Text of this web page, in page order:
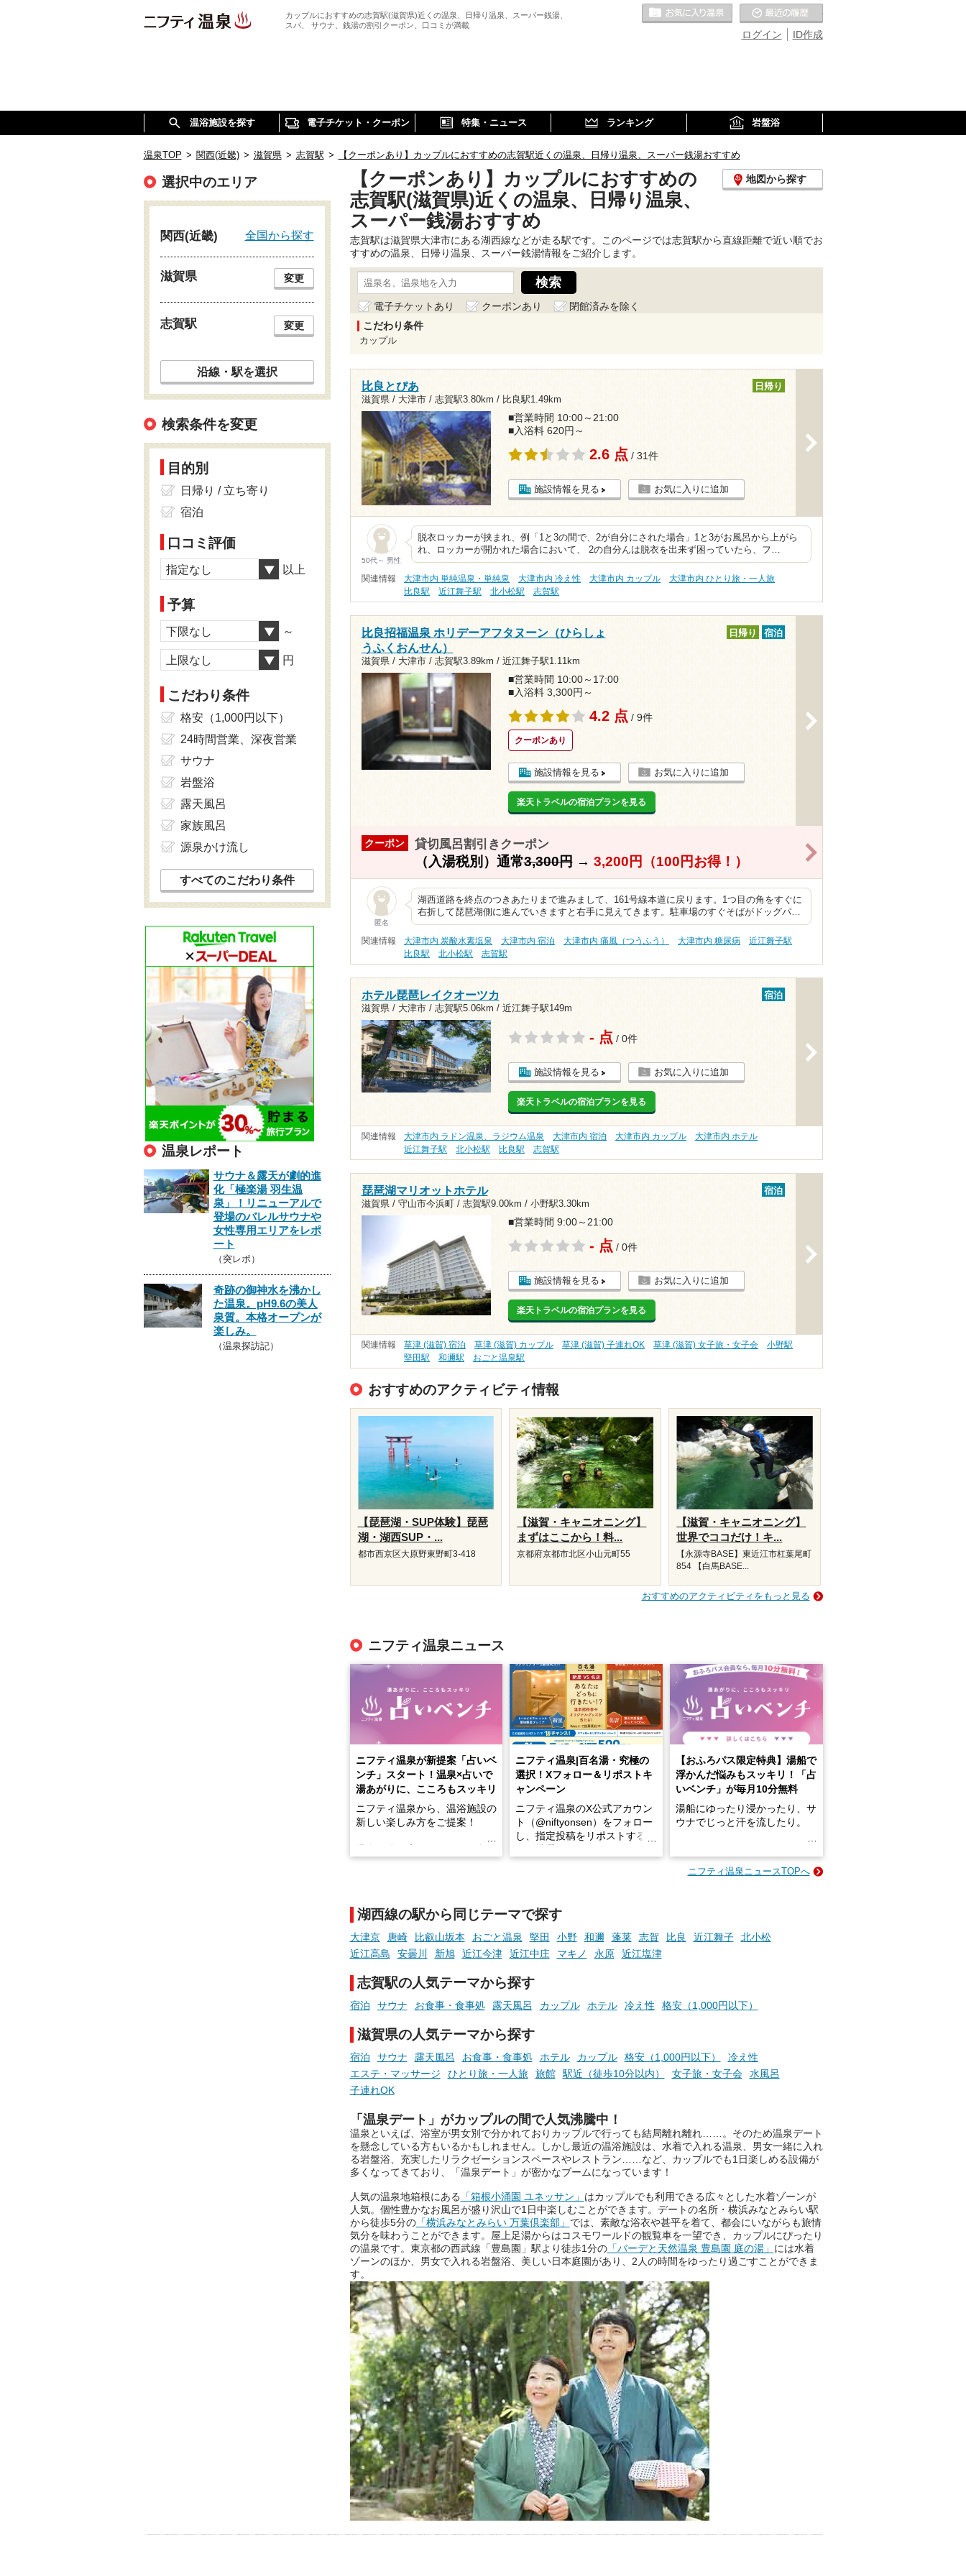
カップルにおすすめの志賀駅(滋賀県)近くの温泉、日帰り温泉、スーパー銭湯、
スパ、 サウナ、銭湯の割引クーポン、口コミが満載
ID作成
ログイン
お気に入りの温泉
温浴施設を探す 電子チケット・クーポン 特集・ニュース ランキング 岩盤浴
温泉TOP > 関西(近畿) > 滋賀県 > 志賀駅 > 【クーポンあり】カップルにおすすめの志賀駅近くの温泉、日帰り温泉、スーパー銭湯おすすめ
【クーポンあり】カップルにおすすめの
志賀駅(滋賀県)近くの温泉、日帰り温泉、
スーパー銭湯おすすめ
地図から探す
志賀駅は滋賀県大津市にある湖西線などが走る駅です。このページでは志賀駅から直線距離で近い順でお
すすめの温泉、日帰り温泉、スーパー銭湯情報をご紹介します。
電子チケットあり クーポンあり
閉館済みを除く
こだわり条件
カップル
比良とぴあ
滋賀県 / 大津市 / 志賀駅3.80km / 比良駅1.49km
日帰り
■営業時間 10:00～21:00
■入浴料 620円～
2.6 点 / 31件
施設情報を見る お気に入りに追加
50代～ 男性
脱衣ロッカーが挟まれ、例「1と3の間で、2が自分にされた場合」1と3がお風呂から上がら
れ、ロッカーが開かれた場合において、 2の自分んは脱衣を出来ず困っていたら、フ…
関連情報 大津市内 単純温泉・単純泉 大津市内 冷え性 大津市内 カップル
大津市内 ひとり旅・一人旅
比良駅
近江舞子駅 北小松駅 志賀駅
比良招福温泉 ホリデーアフタヌーン（ひらしょ
うふくおんせん）
滋賀県 / 大津市 / 志賀駅3.89km / 近江舞子駅1.11km
日帰り 宿泊
■営業時間 10:00～17:00
■入浴料 3,300円～
4.2 点 / 9件
クーポンあり
施設情報を見る お気に入りに追加
楽天トラベルの宿泊プランを見る
クーポン 貸切風呂割引きクーポン
（入湯税別）通常3,300円→ 3,200円（100円お得！）
匿名
湖西道路を終点のつきあたりまで進みまして、161号線本道に戻ります。1つ目の角をすぐに
右折して琵琶湖側に進んでいきますと右手に見えてきます。駐車場のすぐそばがドッグパ…
関連情報 大津市内 炭酸水素塩泉 大津市内 宿泊 大津市内 痛風（つうふう） 大津市内 糖尿病
近江舞子駅
比良駅
北小松駅 志賀駅
ホテル琵琶レイクオーツカ
滋賀県 / 大津市 / 志賀駅5.06km / 近江舞子駅149m
宿泊
- 点 / 0件
施設情報を見る お気に入りに追加
楽天トラベルの宿泊プランを見る
関連情報 大津市内 ラドン温泉、ラジウム温泉 大津市内 宿泊 大津市内 カップル
大津市内 ホテル
近江舞子駅
北小松駅 比良駅 志賀駅
琵琶湖マリオットホテル
滋賀県 / 守山市今浜町 / 志賀駅9.00km / 小野駅3.30km
宿泊
■営業時間 9:00～21:00
- 点 / 0件
施設情報を見る お気に入りに追加
楽天トラベルの宿泊プランを見る
関連情報 草津 (滋賀) 宿泊 草津 (滋賀) カップル 草津 (滋賀) 子連れOK 草津 (滋賀) 女子旅・女子会
小野駅
堅田駅
和邇駅 おごと温泉駅
おすすめのアクティビティ情報
【琵琶湖・SUP体験】琵琶
湖・湖西SUP・...
都市西京区大原野東野町3-418
【滋賀・キャニオニング】
まずはここから！料...
京都府京都市北区小山元町55
【滋賀・キャニオニング】
世界でココだけ！キ...
【永源寺BASE】東近江市杠葉尾町
854 【白馬BASE...
おすすめのアクティビティをもっと見る
ニフティ温泉ニュース
ニフティ温泉が新提案「占いベ
ンチ」スタート！温泉×占いで
湯あがりに、こころもスッキリ
ニフティ温泉から、温浴施設の
新しい楽しみ方をご提案！
手相やタロットなど気軽に楽し
める占いで、“ととのう”おふろ
時間を、もっと特別に。
ニフティ温泉|百名湯・究極の
選択！Xフォロー＆リポストキ
ャンペーン
ニフティ温泉のX公式アカウン
ト（@niftyonsen）をフォロー
し、指定投稿をリポストする
【おふろパス限定特典】湯船で
浮かんだ悩みもスッキリ！「占
いベンチ」が毎月10分無料
湯船にゆったり浸かったり、サ
ウナでじっと汗を流したり。
そんな「一人でぼんやり過ごす
でくることはありませんか？
らこそ向き合える、大切な自分
の本音。
りの温まった心のまま相談でき
たら素敵ですよね。
は、そんなあなたの心のつぶや
きをプロの占い師に相談するこ
とができるサービスです。
おふろパス会員様なら、この特
別なひとときを「毎月10分無
料」でご利用いただけます。
お湯で体がほぐれたら、次は占
い師さんとお話しして、心もほ
ぐしてみませんか？
ニフティ温泉ニュースTOPへ
湖西線の駅から同じテーマで探す
大津京 唐崎 比叡山坂本 おごと温泉 堅田 小野 和邇 蓬莱 志賀 比良 近江舞子
北小松
近江高島
安曇川 新旭 近江今津 近江中庄 マキノ 永原 近江塩津
志賀駅の人気テーマから探す
宿泊 サウナ お食事・食事処 露天風呂 カップル ホテル 冷え性 格安（1,000円以下）
滋賀県の人気テーマから探す
宿泊 サウナ 露天風呂 お食事・食事処 ホテル カップル 格安（1,000円以下）
冷え性
エステ・マッサージ
ひとり旅・一人旅 旅館 駅近（徒歩10分以内） 女子旅・女子会
水風呂
子連れOK
「温泉デート」がカップルの間で人気沸騰中！
温泉といえば、浴室が男女別で分かれておりカップルで行っても結局離れ離れ……。そのため温泉デート
を懸念している方もいるかもしれません。しかし最近の温浴施設は、水着で入れる温泉、男女一緒に入れ
る岩盤浴、充実したリラクゼーションスペースやレストラン……など、カップルでも1日楽しめる設備が
多くなってきており、「温泉デート」が密かなブームになっています！
人気の温泉地箱根にある 「箱根小涌園 ユネッサン」 はカップルでも利用できる広々とした水着ゾーンが
人気。個性豊かなお風呂が盛り沢山で1日中楽しむことができます。デートの名所・横浜みなとみらい駅
から徒歩5分の「横浜みなとみらい 万葉倶楽部」 では、素敵な浴衣や甚平を着て、都会にいながらも旅情
気分を味わうことができます。屋上足湯からはコスモワールドの観覧車を一望でき、カップルにぴったり
の温泉です。東京都の西武線「豊島園」駅より徒歩1分の「バーデと天然温泉 豊島園 庭の湯」 には水着
ゾーンのほか、男女で入れる岩盤浴、美しい日本庭園があり、2人の時間をゆったり過ごすことができま
す。
選択中のエリア
関西(近畿) 全国から探す
滋賀県 変更
志賀駅 変更
沿線・駅を選択
検索条件を変更
目的別
日帰り / 立ち寄り
宿泊
口コミ評価
指定なし 以上
予算
下限なし ～
上限なし 円
こだわり条件
格安（1,000円以下）
24時間営業、深夜営業
サウナ
岩盤浴
露天風呂
家族風呂
源泉かけ流し
すべてのこだわり条件
温泉レポート
サウナ＆露天が劇的進
化「極楽湯 羽生温
泉」！リニューアルで
登場のバレルサウナや
女性専用エリアをレポ
ート
（突レポ）
奇跡の御神水を沸かし
た温泉。pH9.6の美人
泉質。本格オープンが
楽しみ。
（温泉探訪記）